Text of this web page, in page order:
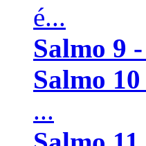
é...
Salmo 9 -
Salmo
...